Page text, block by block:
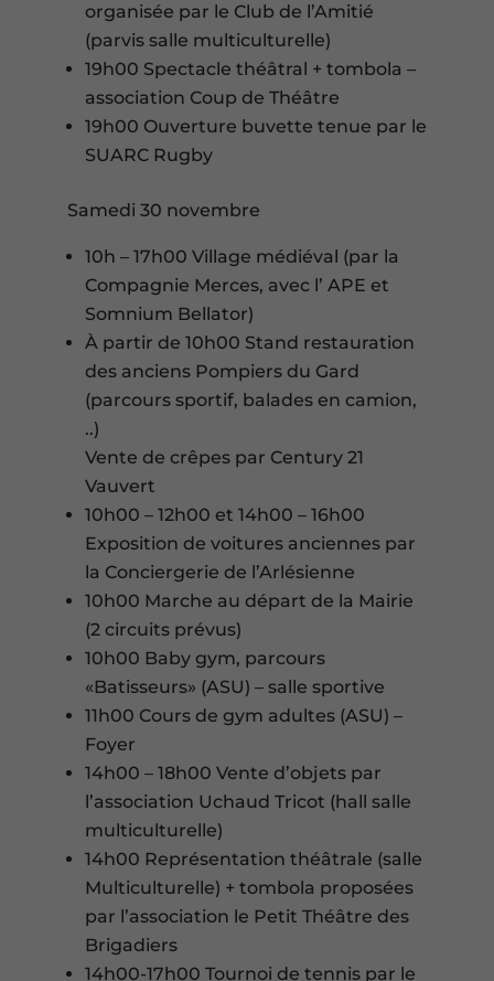
organisée par le Club de l’Amitié
(parvis salle multiculturelle)
19h00 Spectacle théâtral + tombola –
association Coup de Théâtre
19h00 Ouverture buvette tenue par le
SUARC Rugby
Samedi 30 novembre
10h – 17h00 Village médiéval (par la
Compagnie Merces, avec l’ APE et
Somnium Bellator)
À partir de 10h00 Stand restauration
des anciens Pompiers du Gard
(parcours sportif, balades en camion,
..)
Vente de crêpes par Century 21
Vauvert
10h00 – 12h00 et 14h00 – 16h00
Exposition de voitures anciennes par
la Conciergerie de l’Arlésienne
10h00 Marche au départ de la Mairie
(2 circuits prévus)
10h00 Baby gym, parcours
«Batisseurs» (ASU) – salle sportive
11h00 Cours de gym adultes (ASU) –
Foyer
14h00 – 18h00 Vente d’objets par
l’association Uchaud Tricot (hall salle
multiculturelle)
14h00 Représentation théâtrale (salle
Multiculturelle) + tombola proposées
par l’association le Petit Théâtre des
Brigadiers
14h00-17h00 Tournoi de tennis par le